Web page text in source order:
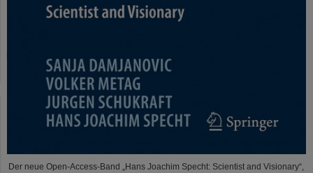
Der neue Open-Access-Band „Hans Joachim Specht: Scientist and Visionary“,